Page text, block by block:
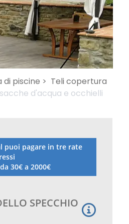
piscine > Teli copertura
d'acqua e occhielli
puoi pagare in tre rate
30€ a 2000€
SPECCHIO